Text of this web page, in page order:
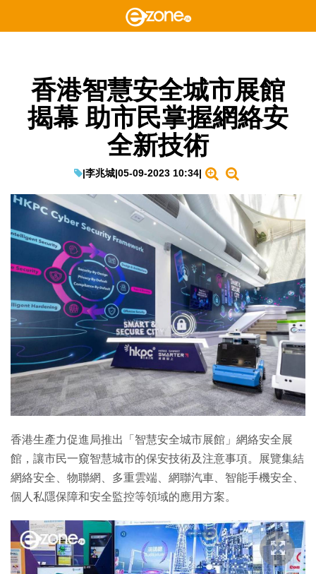
香港智慧安全城市展館
揭幕 助市民掌握網絡安
全新技術
|李兆城|05-09-2023 10:34|
香港生產力促進局推出「智慧安全城市展館」網絡安全展
館，讓市民一窺智慧城市的保安技術及注意事項。展覽集結
網絡安全、物聯網、多重雲端、網聯汽車、智能手機安全、
個人私隱保障和安全監控等領域的應用方案。